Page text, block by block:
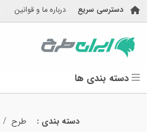
دسترسی سریع درباره ما و قوانین
دسته بندی ها
دسته بندی : طرح